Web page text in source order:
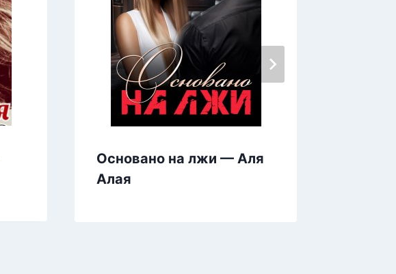
Основано на лжи — Аля
Алая